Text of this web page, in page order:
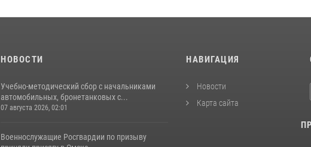
НОВОСТИ
Учебно-методический сбор с начальниками
автомобильных, бронетанковых с...
07 августа 2026, 02:01
Военнослужащие Росгвардии по призыву
НАВИГАЦИЯ
Новости
Карта сайта